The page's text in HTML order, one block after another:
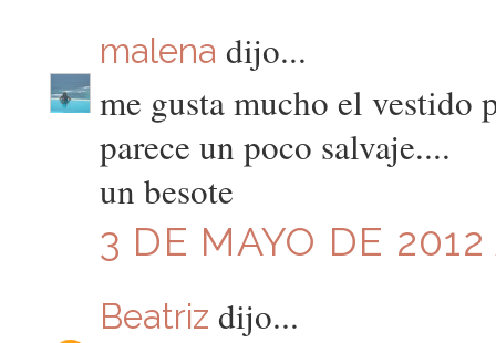
malena dijo...
me gusta mucho el vestido
parece un poco salvaje....
un besote
3 DE MAYO DE
Beatriz dijo...